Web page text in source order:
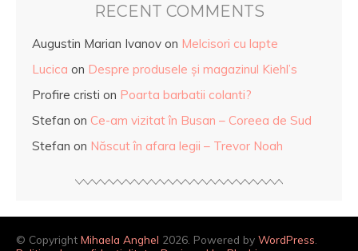
RECENT COMMENTS
Augustin Marian Ivanov on Melcisori cu lapte
Lucica on Despre produsele și magazinul Kiehl’s
Profire cristi on Poarta barbatii colanti?
Stefan on Ce-am vizitat în Busan – Coreea de Sud
Stefan on Născut în afara legii – Trevor Noah
© Copyright Mihaela Anghel 2026. Powered by WordPress